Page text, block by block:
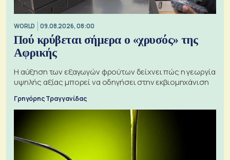
WORLD 09.08.2026, 08:00
Πού κρύβεται σήμερα ο «χρυσός» της
Αφρικής
Η αύξηση των εξαγωγών φρούτων δείχνει πώς η γεωργία
υψηλής αξίας μπορεί να οδηγήσει στην εκβιομηχάνιση
Γρηγόρης Τραγγανίδας